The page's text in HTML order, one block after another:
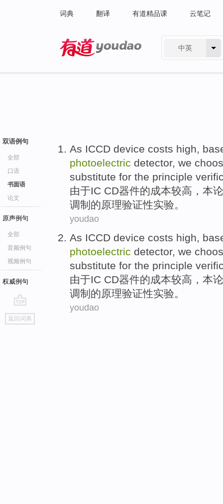
词典 翻译 有道精品课 云笔记
中英
双语例句
全部
口语
书面语
论文
原声例句
全部
音频例句
视频例句
权威例句
go
top
返回词典
As ICCD device costs high,
photoelectric detector, we
substitute for the principle
由于IC CD器件的成本较高 ，本
调制的原理验证性实验。
youdao
As ICCD device costs high,
photoelectric detector, we
substitute for the principle
由于IC CD器件的成本较高 ，本
调制的原理验证性实验。
youdao